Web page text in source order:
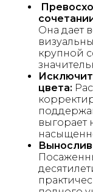
Она дает
крупной
цвета:
выгорает